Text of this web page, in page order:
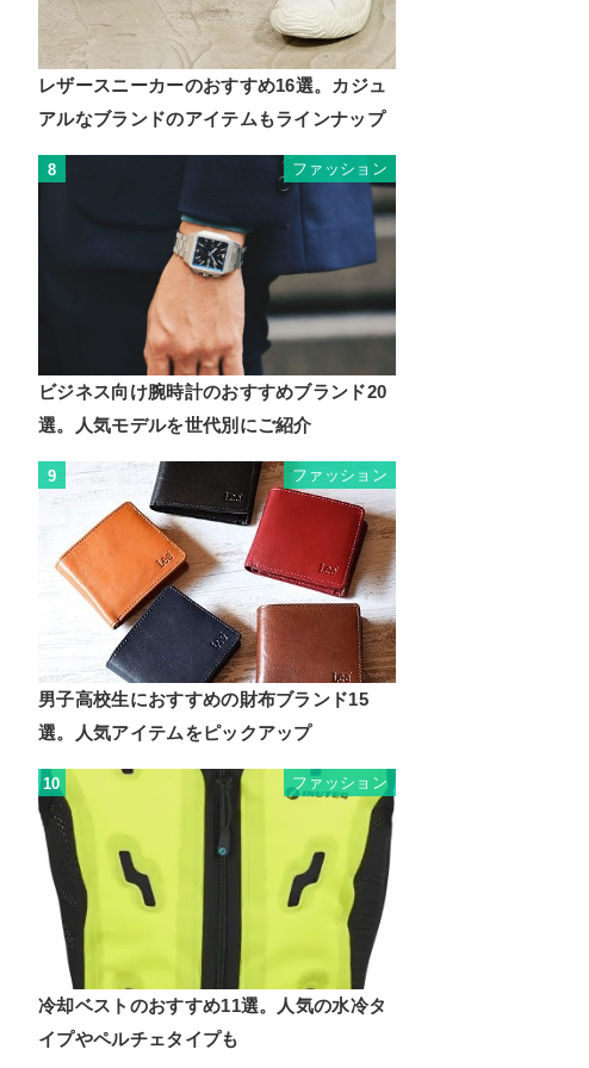
レザースニーカーのおすすめ16選。カジュ
アルなブランドのアイテムもラインナップ
8 ファッション
ビジネス向け腕時計のおすすめブランド20
選。人気モデルを世代別にご紹介
9 ファッション
男子高校生におすすめの財布ブランド15
選。人気アイテムをピックアップ
10 ファッション
冷却ベストのおすすめ11選。人気の水冷タ
イプやペルチェタイプも